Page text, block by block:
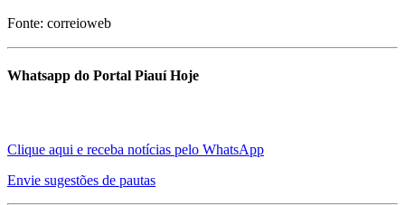
Fonte: correioweb
Whatsapp do Portal Piauí Hoje
Clique aqui e receba notícias pelo WhatsApp
Envie sugestões de pautas